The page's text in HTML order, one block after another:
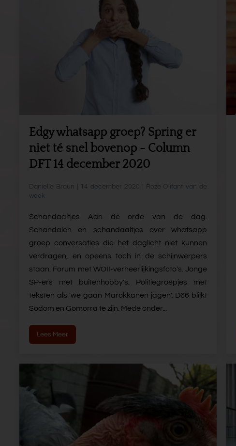
Edgy whatsapp groep? Spring er
niet té snel bovenop - Column
DFT 14 december 2020
Danielle Braun | 14 december 2020 | Roze Olifant van de
week
Schandaaltjes Aan de orde van de dag.
Schandalen en schandaaltjes over whatsapp
groep conversaties die het daglicht niet kunnen
verdragen, en opeens toch in de schijnwerpers
staan. Forum met WOII-verheerlijkingsfoto's. Jonge
SP-ers met buitenhobby's. Politiegroepjes met
teksten als 'we gaan Marokkanen jagen'. D66 blijkt
Sodom en Gomorra te zijn. Mede onder...
Lees Meer